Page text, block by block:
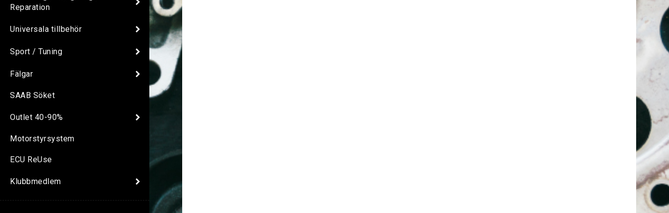
Reparation
Universala tillbehör
Sport / Tuning
Fälgar
SAAB Söket
Outlet 40-90%
Motorstyrsystem
ECU ReUse
Klubbmedlem